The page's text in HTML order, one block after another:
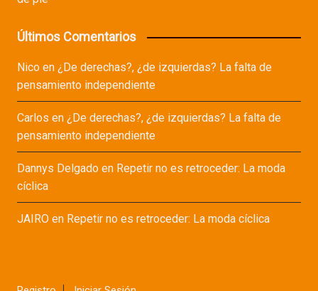
Últimos Comentarios
Nicoen ¿De derechas?, ¿de izquierdas? La falta de
pensamiento independiente
Carlos en ¿De derechas?, ¿de izquierdas? La falta de
pensamiento independiente
Dannys Delgadoen Repetir no es retroceder: La moda
cíclica
JAIROen Repetir no es retroceder: La moda cíclica